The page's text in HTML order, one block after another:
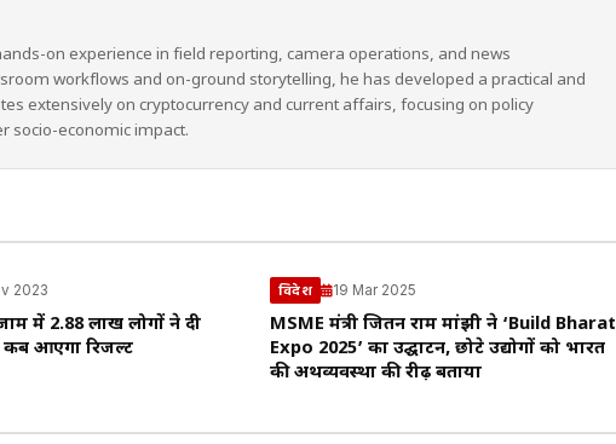
on experience in field reporting, camera operations, and news
workflows and on-ground storytelling, he has developed a practical and
extensively on cryptocurrency and current affairs, focusing on policy
socio-economic impact.
2023
में 2.88 लाख लोगों ने दी
कब आएगा रिजल्ट
विदेश 19 Mar 2025
MSME मंत्री जितन राम मांझी ने ‘Build Bharat
Expo 2025’ का उद्घाटन, छोटे उद्योगों को भारत
की अर्थव्यवस्था की रीढ़ बताया